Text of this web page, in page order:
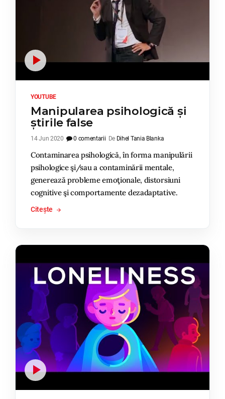
YOUTUBE
Manipularea psihologică și
știrile false
14 Jun 2020 0 comentarii De Dihel Tania Blanka
Contaminarea psihologică, în forma manipulării
psihologice şi/sau a contaminării mentale,
generează probleme emoţionale, distorsiuni
cognitive şi comportamente dezadaptative.
Citește